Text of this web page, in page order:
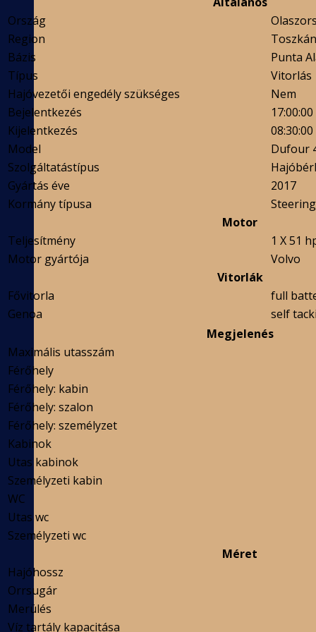
Ország
Region
Bázis
Punta
Típus
Vitorlás
Hajóvezetői engedély szükséges
Nem
Bejelentkezés
17:00:00
Kijelentkezés
08:30:00
Model
Dufour
Szolgáltatástípus
Gyártás éve
2017
Kormány típusa
Motor
Teljesítmény
1 X 51
Motor gyártója
Volvo
Vitorlák
Fővitorla
full
Genoa
self
Megjelenés
Maximális utasszám
Férőhely
Férőhely: kabin
Férőhely: szalon
Férőhely: személyzet
Kabinok
Utas kabinok
Személyzeti kabin
WC
Utas wc
Személyzeti wc
Méret
Hajóhossz
Orrsugár
Merülés
Víz tartály kapacitása